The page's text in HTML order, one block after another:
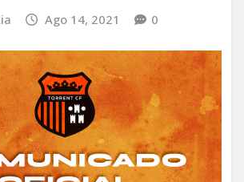
Ago 14, 2021 0